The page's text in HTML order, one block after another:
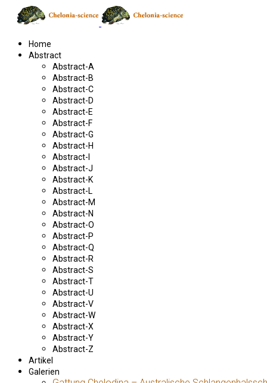
Home
Abstract
Abstract-A
Abstract-B
Abstract-C
Abstract-D
Abstract-E
Abstract-F
Abstract-G
Abstract-H
Abstract-I
Abstract-J
Abstract-K
Abstract-L
Abstract-M
Abstract-N
Abstract-O
Abstract-P
Abstract-Q
Abstract-R
Abstract-S
Abstract-T
Abstract-U
Abstract-V
Abstract-W
Abstract-X
Abstract-Y
Abstract-Z
Artikel
Galerien